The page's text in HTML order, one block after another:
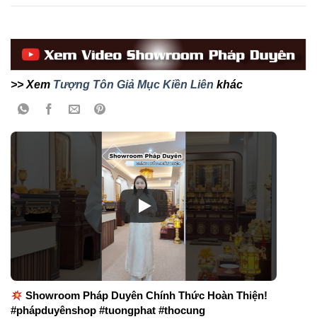
>> Xem Tượng Tôn Giả Mục Kiền Liên khác
Showroom Pháp Duyên Chính Thức Hoàn Thiện!
#phápduyênshop #tuongphat #thocung